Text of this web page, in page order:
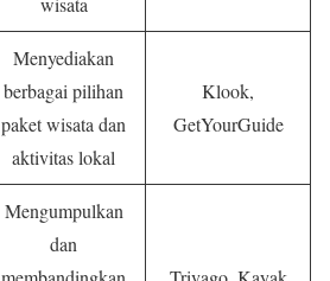
Menyediakan
berbagai pilihan
paket wisata dan
aktivitas lokal
Klook,
GetYourGuide
Mengumpulkan
dan